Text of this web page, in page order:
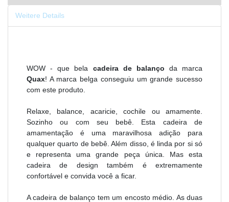
Weitere Details
WOW - que bela cadeira de balanço da marca
Quax! A marca belga conseguiu um grande sucesso
com este produto.
Relaxe, balance, acaricie, cochile ou amamente.
Sozinho ou com seu bebê. Esta cadeira de
amamentação é uma maravilhosa adição para
qualquer quarto de bebê. Além disso, é linda por si só
e representa uma grande peça única. Mas esta
cadeira de design também é extremamente
confortável e convida você a ficar.
A cadeira de balanço tem um encosto médio. As duas